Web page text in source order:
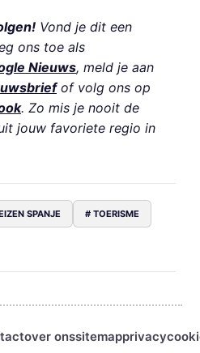
Vond je dit een
ons toe als
Nieuws, meld je aan
of volg ons op
. Zo mis je nooit de
jouw favoriete regio in
SPANJE # TOERISME
over onssitemapprivacy